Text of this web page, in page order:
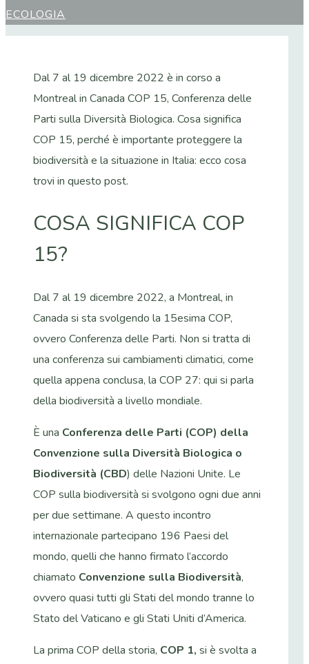
ECOLOGIA
Dal 7 al 19 dicembre 2022 è in corso a
Montreal in Canada COP 15, Conferenza delle
Parti sulla Diversità Biologica. Cosa significa
COP 15, perché è importante proteggere la
biodiversità e la situazione in Italia: ecco cosa
trovi in questo post.
COSA SIGNIFICA COP
15?
Dal 7 al 19 dicembre 2022, a Montreal, in
Canada si sta svolgendo la 15esima COP,
ovvero Conferenza delle Parti. Non si tratta di
una conferenza sui cambiamenti climatici, come
quella appena conclusa, la COP 27: qui si parla
della biodiversità a livello mondiale.
È una Conferenza delle Parti (COP) della
Convenzione sulla Diversità Biologica o
Biodiversità (CBD) delle Nazioni Unite. Le
COP sulla biodiversità si svolgono ogni due anni
per due settimane. A questo incontro
internazionale partecipano 196 Paesi del
mondo, quelli che hanno firmato l’accordo
chiamato Convenzione sulla Biodiversità,
ovvero quasi tutti gli Stati del mondo tranne lo
Stato del Vaticano e gli Stati Uniti d’America.
La prima COP della storia, COP 1, si è svolta a